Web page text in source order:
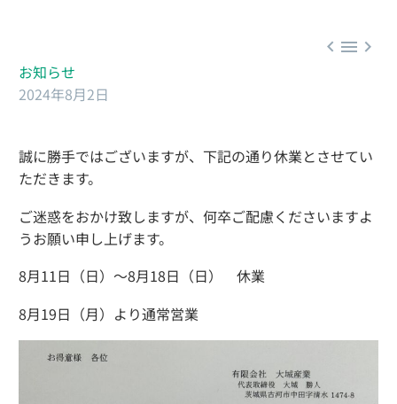
  
お知らせ
2024年8月2日
誠に勝手ではございますが、下記の通り休業とさせてい
ただきます。
ご迷惑をおかけ致しますが、何卒ご配慮くださいますよ
うお願い申し上げます。
8月11日（日）～8月18日（日） 休業
8月19日（月）より通常営業